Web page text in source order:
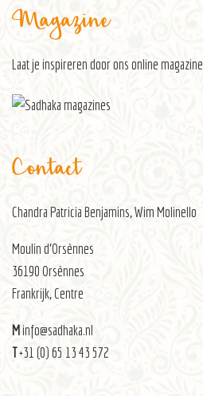
Magazine
Laat je inspireren door onsonline magazine
Contact
Chandra Patricia Benjamins, Wim Molinello
Moulin d’Orsènnes
36190 Orsènnes
Frankrijk, Centre
Minfo@sadhaka.nl
T+31 (0) 65 13 43 572